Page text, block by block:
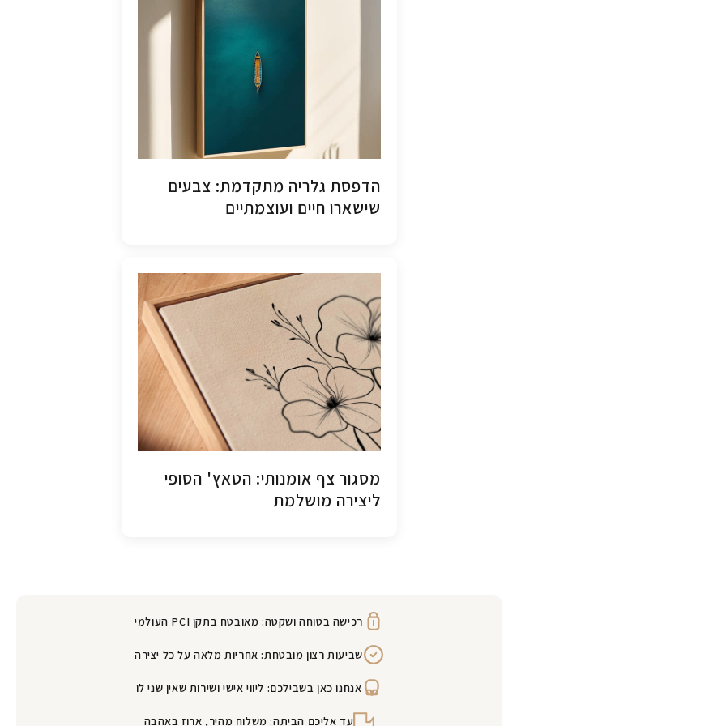
הדפסת גלריה מתקדמת: צבעים
שישארו חיים ועוצמתיים
מסגור צף אומנותי: הטאץ' הסופי
ליצירה מושלמת
רכישה בטוחה ושקטה: מאובטח בתקן PCI העולמי
שביעות רצון מובטחת: אחריות מלאה על כל יצירה
אנחנו כאן בשבילכם: ליווי אישי ושירות שאין שני לו
עד אליכם הביתה: משלוח מהיר, ארוז באהבה